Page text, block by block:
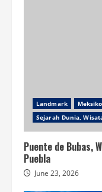
Landmark Meksiko
Sejarah Dunia,
Puente de Bubas,
Puebla
June 23, 2026